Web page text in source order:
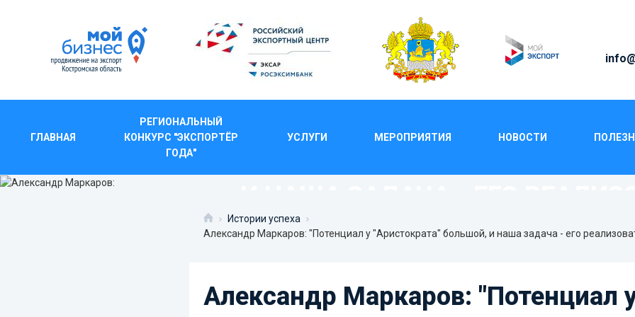
ГЛАВНАЯ
РЕГИОНАЛЬНЫЙ
КОНКУРС "ЭКСПОРТЁР
ГОДА"
УСЛУГИ МЕРОПРИЯТИЯ НОВОСТИ
АЛЕКСАНДР МАРКАРОВ: "ПОТЕНЦИАЛ У
Истории успеха
Александр Маркаров: "Потенциал у "Аристократа" большой, и наша задача - его
Александр Маркаров: "Потенциал